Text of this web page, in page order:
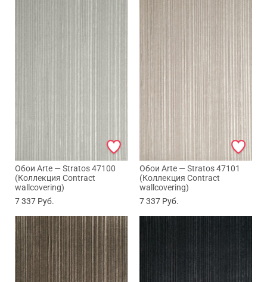
Обои Arte — Stratos 47100
(Коллекция Contract
wallcovering)
7 337 Руб.
Обои Arte — Stratos 47101
(Коллекция Contract
wallcovering)
7 337 Руб.